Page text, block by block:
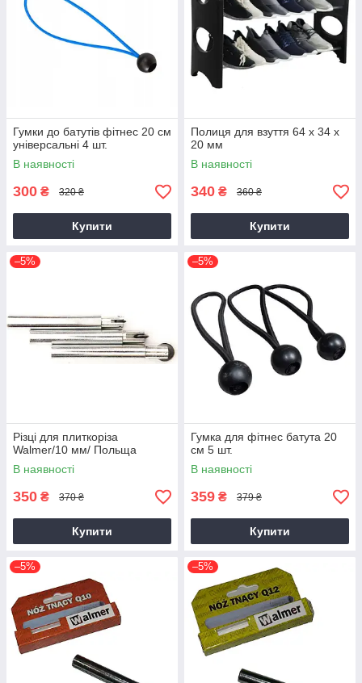
Гумки до батутів фітнес 20 см
універсальні 4 шт.
В наявності
300 ₴ 320 ₴
Купити
Полиця для взуття 64 х 34 х
20 мм
В наявності
340 ₴ 360 ₴
Купити
–5%
Різці для плиткоріза
Walmer/10 мм/ Польща
В наявності
350 ₴ 370 ₴
Купити
–5%
Гумка для фітнес батута 20
см 5 шт.
В наявності
359 ₴ 379 ₴
Купити
–5% –5%